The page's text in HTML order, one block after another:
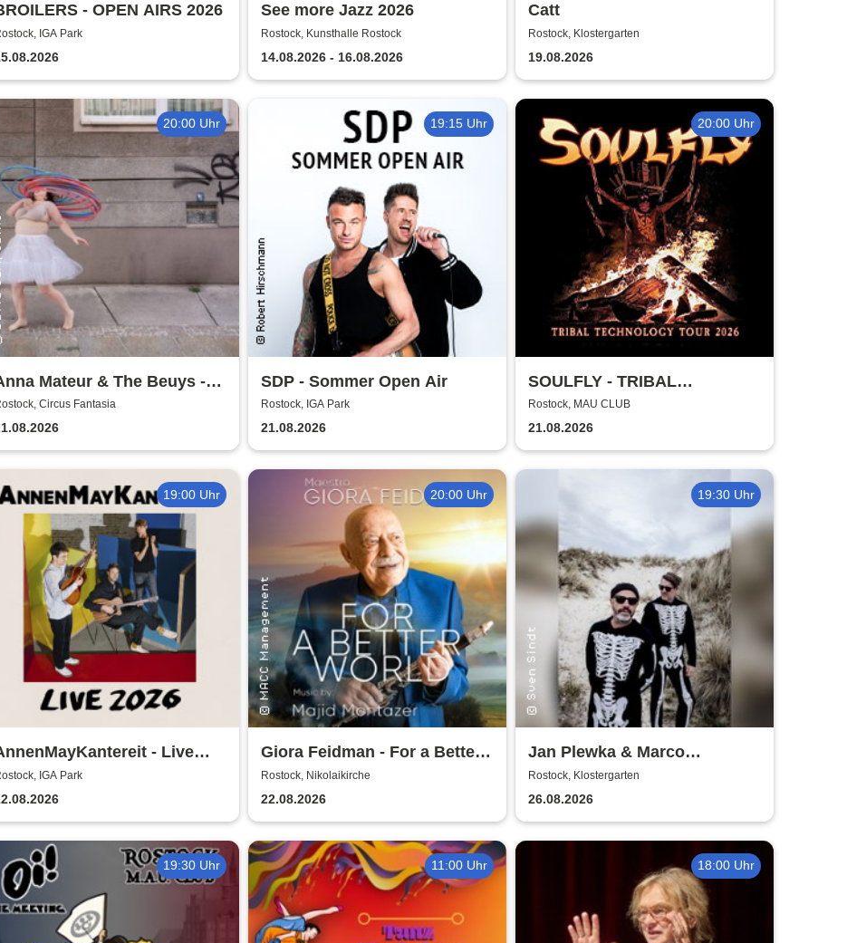
- OPEN AIRS 2026
IGA Park
See more Jazz 2026
Rostock, Kunsthalle Rostock
14.08.2026 - 16.08.2026
Catt
Rostock, Klostergarten
19.08.2026
20:00 Uhr
Mateur & The Beuys -
Circus Fantasia
19:15 Uhr
SDP - Sommer Open Air
Rostock, IGA Park
21.08.2026
20:00 Uhr
SOULFLY - TRIBAL
TECHNOLOGY TOUR 2026
Rostock, MAU CLUB
21.08.2026
19:00 Uhr
- Live
IGA Park
20:00 Uhr
Giora Feidman - For a Better
World
Rostock, Nikolaikirche
22.08.2026
19:30 Uhr
Jan Plewka & Marco
Schmedtje - Between the
Lights
Rostock, Klostergarten
26.08.2026
19:30 Uhr 11:00 Uhr 18:00 Uhr